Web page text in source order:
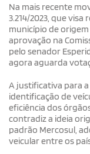
Na mais recente
3.214/2023, que
município de
aprovação na
pelo senador
agora aguarda
A justificativa para
identificação de
eficiência dos
contradiz a ideia
padrão Mercosul,
veicular entre os